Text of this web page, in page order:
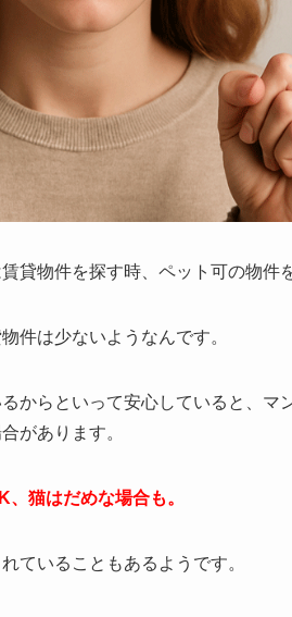
貸物件を探す時、ペット可の物件
件は少ないようなんです。
からといって安心していると、
があります。
猫はだめな場合も。
ていることもあるようです。